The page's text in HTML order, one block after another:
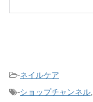
-ネイルケア
-ショップチャンネル,